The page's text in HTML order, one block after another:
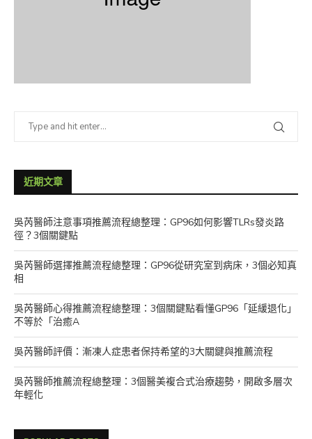
近期文章
吳芮醫師注意事項推薦流程總整理：GP96如何影響TLRs發炎路
徑？3個關鍵點
吳芮醫師選擇推薦流程總整理：GP96從研究室到病床，3個必知真
相
吳芮醫師心得推薦流程總整理：3個關鍵點看懂GP96「延緩退化」
不等於「治癒A
吳芮醫師評價：漸凍人症患者保持希望的3大關鍵與推薦流程
吳芮醫師推薦流程總整理：3個醫美複合式治療趨勢，開啟多層次
年輕化